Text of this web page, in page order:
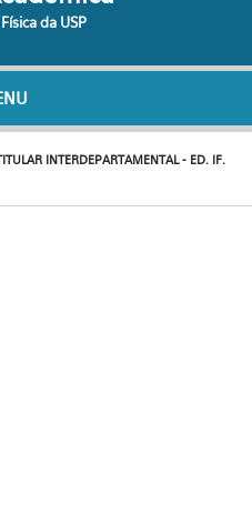
da USP
INTERDEPARTAMENTAL - ED. IF.